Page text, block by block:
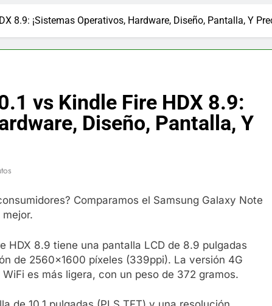
y restaurador, Carl Ruiz, muere a los 44 años
Max Testo a Precios Especiales en México, Chile, Argentina,
Crema Precios – Descuentos Masivos en Línea
en México – Descuentos Masivos en Mercado Libre
te lleva a lugares paranormales con binoculares de
Artificial deepfake de Samsung fabrica un clip de
8.9: ¡Sistemas Operativos, Hardware, Diseño, Pantalla, Y
vs Kindle Fire HDX 8.9:
Diseño, Pantalla, Y
Comparamos el Samsung Galaxy Note
HDX 8.9 tiene una pantalla LCD de 8.9 pulgadas
de 2560×1600 píxeles (339ppi). La versión 4G
es más ligera, con un peso de 372 gramos.